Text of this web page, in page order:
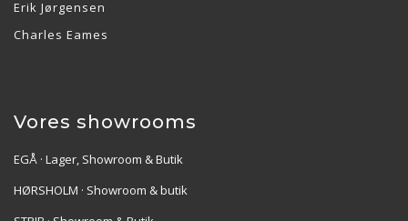
Erik Jørgensen
Charles Eames
Vores showrooms
EGÅ · Lager, Showroom & Butik
HØRSHOLM · Showroom & butik